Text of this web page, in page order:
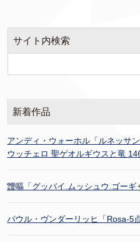
サイト内検索
新着作品
アンディ・ウォーホル「ルネッサ
ウッチェロ 聖ゲオルギウスと竜
靉嘔「グッバイ.ムッシュウ.ゴー
パウル・ヴンダーリッヒ「Rosa-5